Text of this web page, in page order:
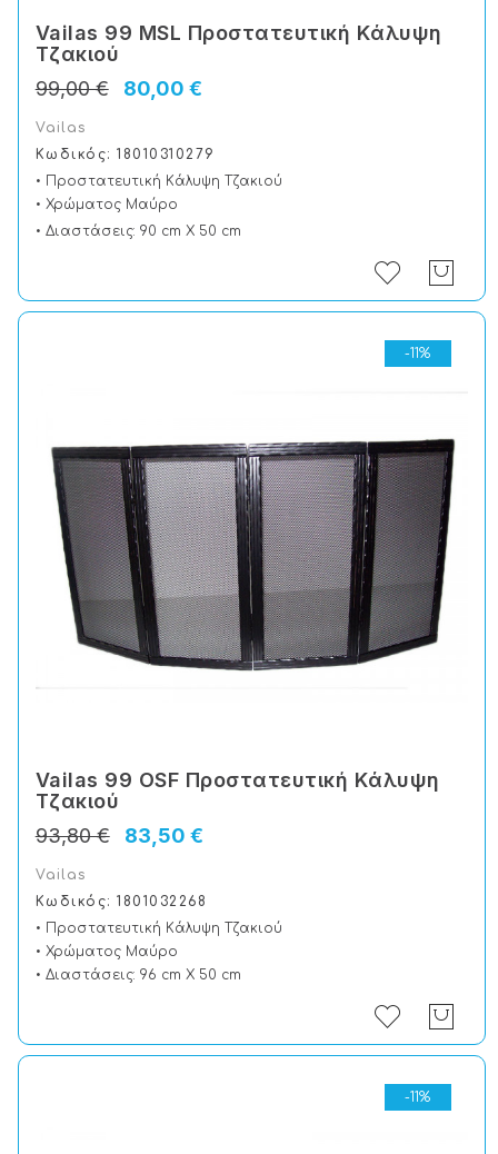
Vailas 99 MSL Προστατευτική Kάλυψη
Tζακιού
80,00 €
99,00 €
Vailas
Κωδικός: 18010310279
• Προστατευτική Kάλυψη Tζακιού
• Χρώματος Μαύρο
• Διαστάσεις: 90 cm X 50 cm
-11%
Vailas 99 OSF Προστατευτική Kάλυψη
Tζακιού
83,50 €
93,80 €
Vailas
Κωδικός: 1801032268
• Προστατευτική Kάλυψη Tζακιού
• Χρώματος Μαύρο
• Διαστάσεις: 96 cm X 50 cm
-11%